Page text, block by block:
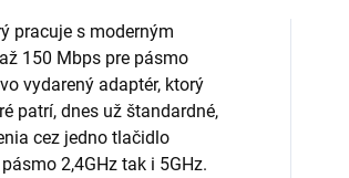
pracuje s moderným
150 Mbps pre pásmo
vydarený adaptér, ktorý
patrí, dnes už štandardné,
cez jedno tlačidlo
2,4GHz tak i 5GHz.